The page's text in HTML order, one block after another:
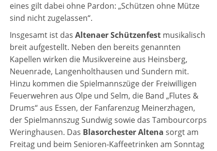
eines gilt dabei ohne Pardon: „Schützen ohne Mütze
sind nicht zugelassen“.
Insgesamt ist das Altenaer Schützenfest musikalisch
breit aufgestellt. Neben den bereits genannten
Kapellen wirken die Musikvereine aus Heinsberg,
Neuenrade, Langenholthausen und Sundern mit.
Hinzu kommen die Spielmannszüge der Freiwilligen
Feuerwehren aus Olpe und Selm, die Band „Flutes &
Drums“ aus Essen, der Fanfarenzug Meinerzhagen,
der Spielmannszug Sundwig sowie das Tambourcorps
Weringhausen. Das Blasorchester Altena sorgt am
Freitag und beim Senioren-Kaffeetrinken am Sonntag